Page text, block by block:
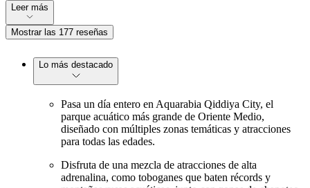
Leer más
Mostrar las 177 reseñas
Lo más destacado
Pasa un día entero en Aquarabia Qiddiya City, el
parque acuático más grande de Oriente Medio,
diseñado con múltiples zonas temáticas y atracciones
para todas las edades.
Disfruta de una mezcla de atracciones de alta
adrenalina, como toboganes que baten récords y